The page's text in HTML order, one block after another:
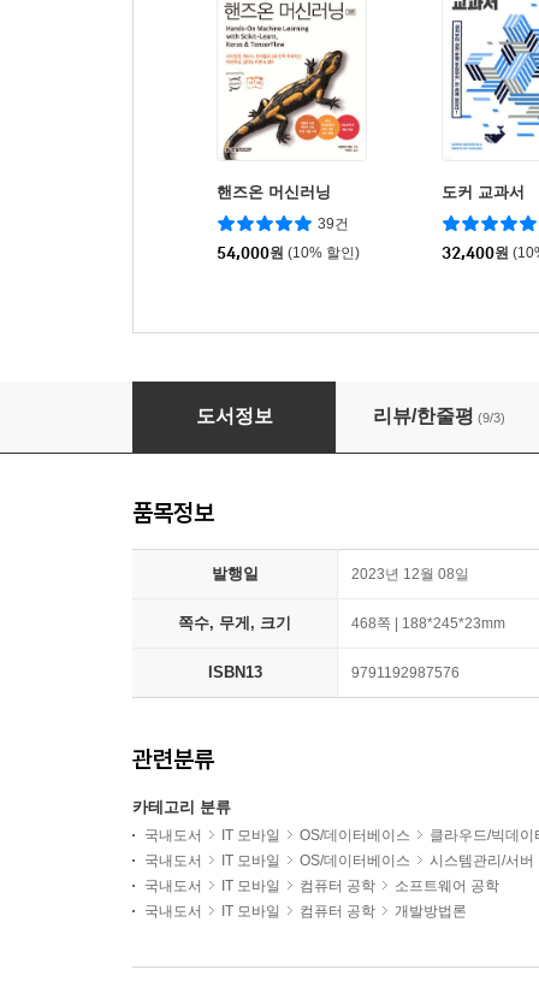
핸즈온 머신러닝
39건
54,000원 (10% 할인)
도커 교과서
32,400원
모니터링의 새로운 미래 관측 가능성
도서정보 리뷰/한줄평 (9/3)
품목정보
발행일 2023년 12월 08일
쪽수, 무게, 크기 468쪽 | 188*245*23mm
ISBN13 9791192987576
관련분류
카테고리 분류
국내도서 IT 모바일 OS/데이터베이스
클라우드/빅데이
국내도서
IT 모바일 OS/데이터베이스
시스템관리/서버
국내도서
IT 모바일 컴퓨터 공학
소프트웨어 공학
국내도서
IT 모바일 컴퓨터 공학 개발방법론